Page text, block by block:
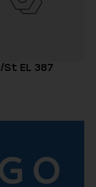
St EL 387